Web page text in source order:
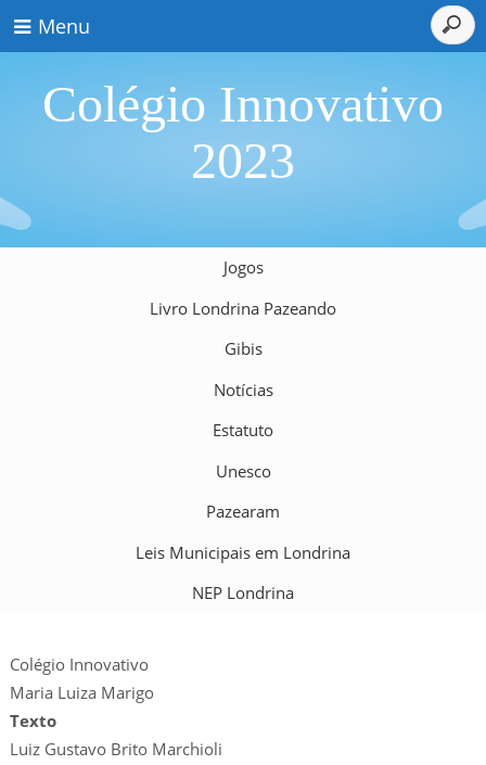
Menu
Colégio Innovativo
2023
Jogos
Livro Londrina Pazeando
Gibis
Notícias
Estatuto
Unesco
Pazearam
Leis Municipais em Londrina
NEP Londrina
Colégio Innovativo
Maria Luiza Marigo
Texto
Luiz Gustavo Brito Marchioli